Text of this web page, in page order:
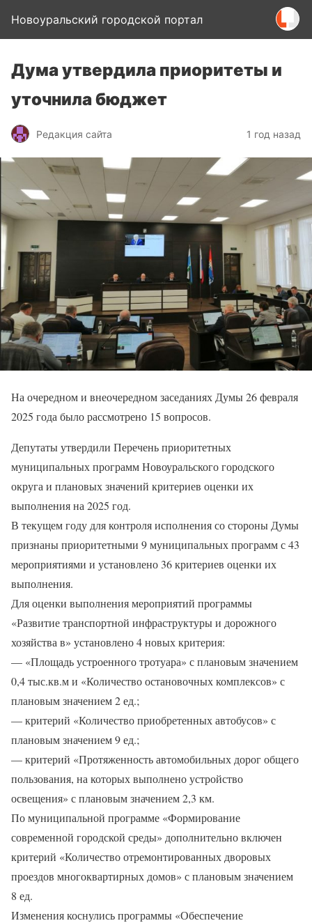
Новоуральский городской портал
Дума утвердила приоритеты и
уточнила бюджет
Редакция сайта 1 год назад
На очередном и внеочередном заседаниях Думы 26 февраля
2025 года было рассмотрено 15 вопросов.
Депутаты утвердили Перечень приоритетных
муниципальных программ Новоуральского городского
округа и плановых значений критериев оценки их
выполнения на 2025 год.
В текущем году для контроля исполнения со стороны Думы
признаны приоритетными 9 муниципальных программ с 43
мероприятиями и установлено 36 критериев оценки их
выполнения.
Для оценки выполнения мероприятий программы
«Развитие транспортной инфраструктуры и дорожного
хозяйства в» установлено 4 новых критерия:
— «Площадь устроенного тротуара» с плановым значением
0,4 тыс.кв.м и «Количество остановочных комплексов» с
плановым значением 2 ед.;
— критерий «Количество приобретенных автобусов» с
плановым значением 9 ед.;
— критерий «Протяженность автомобильных дорог общего
пользования, на которых выполнено устройство
освещения» с плановым значением 2,3 км.
По муниципальной программе «Формирование
современной городской среды» дополнительно включен
критерий «Количество отремонтированных дворовых
проездов многоквартирных домов» с плановым значением
8 ед.
Изменения коснулись программы «Обеспечение